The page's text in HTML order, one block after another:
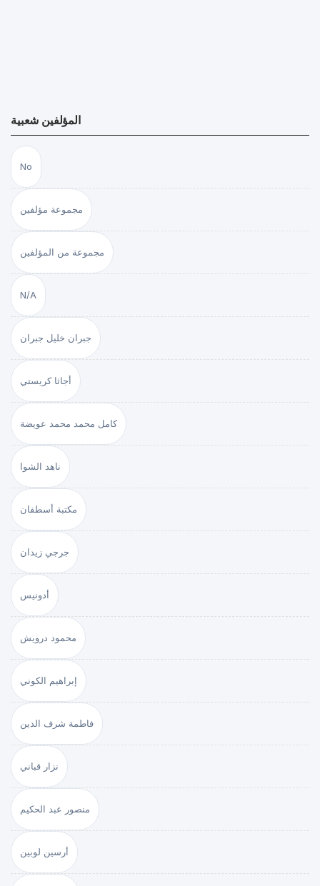
المؤلفين شعبية
No
مجموعة مؤلفين
مجموعة من المؤلفين
N/A
جبران خليل جبران
أجاثا كريستي
كامل محمد محمد عويضة
ناهد الشوا
مكتبة أسطفان
جرجي زيدان
أدونيس
محمود درويش
إبراهيم الكوني
فاطمة شرف الدين
نزار قباني
منصور عبد الحكيم
أرسين لوبين